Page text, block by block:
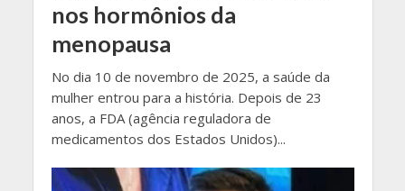
nos hormônios da
menopausa
No dia 10 de novembro de 2025, a saúde da
mulher entrou para a história. Depois de 23
anos, a FDA (agência reguladora de
medicamentos dos Estados Unidos)...